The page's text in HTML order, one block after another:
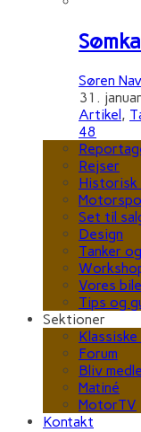
Søren
31.
Artikel,
48
Rejser
Set til
Design
Tanker
Vores
Tips og
Sektioner
Forum
Bliv
Matiné
MotorTV
Kontakt